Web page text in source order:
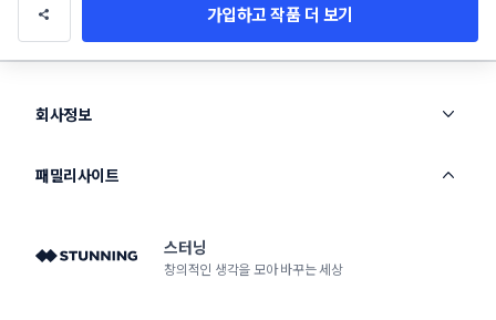
가입하고 작품 더 보기
회사정보
패밀리사이트
스터닝
창의적인 생각을 모아 바꾸는 세상